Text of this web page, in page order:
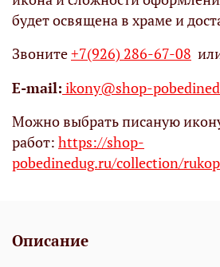
будет освящена в храме и
Звоните+7(926) 286-67-08
Е-mail: ikony@shop-
Можно выбрать писаную
работ: https://shop-
pobedinedug.ru/collection/
Описание